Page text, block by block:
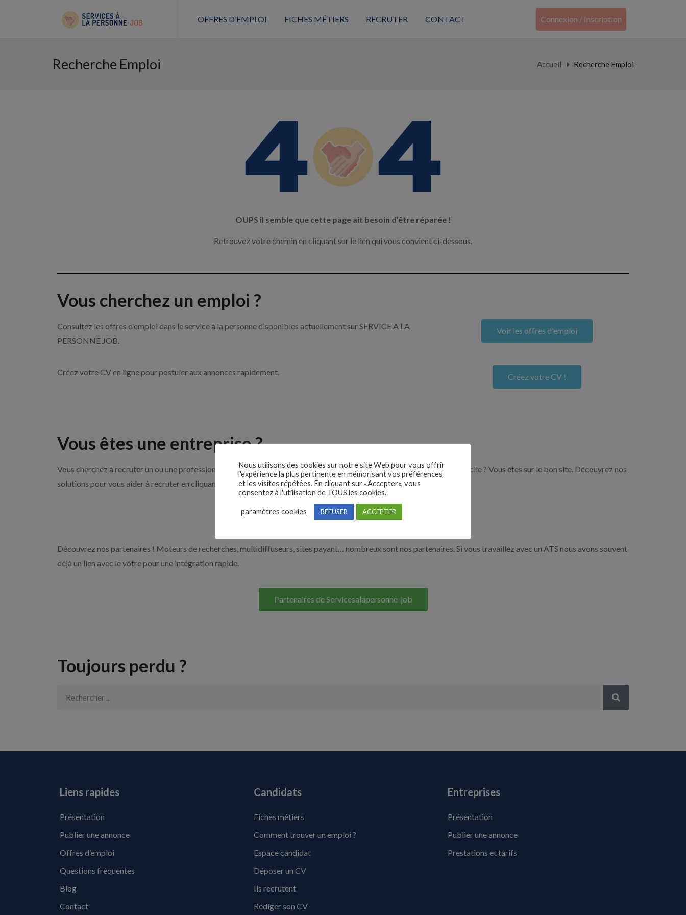
OFFRES D’EMPLOI FICHES MÉTIERS RECRUTER CONTACT Connexion / Inscription
Recherche Emploi Accueil Recherche Emploi
OUPS il semble que cette page ait besoin d’être réparée !
Retrouvez votre chemin en cliquant sur le lien qui vous convient ci-dessous.
Vous cherchez un emploi ?
Consultez les offres d’emploi dans le service à la personne disponibles actuellement sur SERVICE A LA
PERSONNE JOB.
Voir les offres d'emploi
Créez votre CV en ligne pour postuler aux annonces rapidement. Créez votre CV !
Vous êtes une entreprise ?
Vous cherchez à recruter un ou une professionnelle de l’aide à domicile par exemple un auxiliaire de vie ou un aide à domicile ? Vous êtes sur le bon site. Découvrez nos
solutions pour vous aider à recruter en cliquant sur le bouton ci-dessous.
Nos solutions entreprises
Découvrez nos partenaires ! Moteurs de recherches, multidiffuseurs, sites payant… nombreux sont nos partenaires. Si vous travaillez avec un ATS nous avons souvent
déjà un lien avec le vôtre pour une intégration rapide.
Partenaires de Servicesalapersonne-job
Toujours perdu ?
Liens rapides
Présentation
Publier une annonce
Offres d’emploi
Questions fréquentes
Blog
Contact
Candidats
Fiches métiers
Comment trouver un emploi ?
Espace candidat
Déposer un CV
Ils recrutent
Rédiger son CV
Entreprises
Présentation
Publier une annonce
Prestations et tarifs
Nous utilisons des cookies sur notre site Web pour vous offrir
l'expérience la plus pertinente en mémorisant vos préférences
et les visites répétées. En cliquant sur «Accepter», vous
consentez à l'utilisation de TOUS les cookies.
paramètres cookies REFUSER ACCEPTER